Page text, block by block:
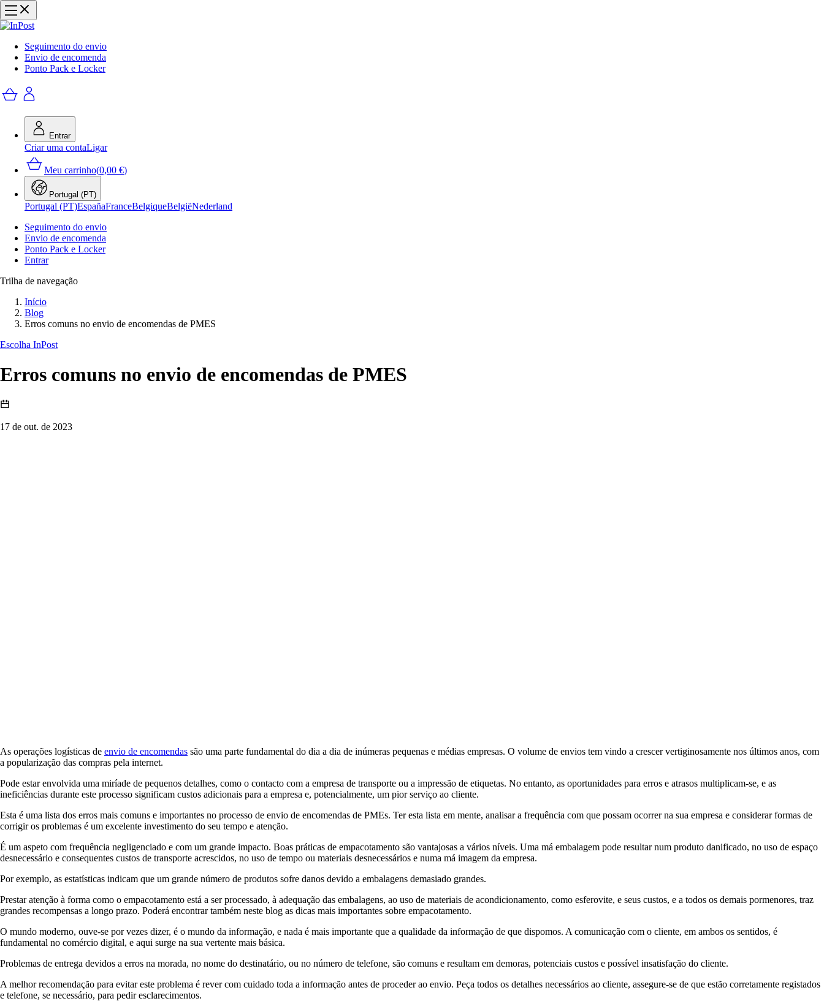
Seguimento do envio
Envio de encomenda
Ponto Pack e Locker
Entrar
Criar uma contaLigar
Meu carrinho(0,00 €)
Portugal (PT)
Portugal (PT)EspañaFranceBelgiqueBelgiëNederland
Seguimento do envio
Envio de encomenda
Ponto Pack e Locker
Entrar
Trilha de navegação
Início
Blog
Erros comuns no envio de encomendas de PMES
Escolha InPost
Erros comuns no envio de encomendas de PMES
17 de out. de 2023
As operações logísticas de envio de encomendas são uma parte fundamental do dia a dia de inúmeras pequenas e médias empresas. O volume de envios tem vindo a crescer vertiginosamente nos últimos anos, com
a popularização das compras pela internet.
Pode estar envolvida uma miríade de pequenos detalhes, como o contacto com a empresa de transporte ou a impressão de etiquetas. No entanto, as oportunidades para erros e atrasos multiplicam-se, e as
ineficiências durante este processo significam custos adicionais para a empresa e, potencialmente, um pior serviço ao cliente.
Esta é uma lista dos erros mais comuns e importantes no processo de envio de encomendas de PMEs. Ter esta lista em mente, analisar a frequência com que possam ocorrer na sua empresa e considerar formas de
corrigir os problemas é um excelente investimento do seu tempo e atenção.
É um aspeto com frequência negligenciado e com um grande impacto. Boas práticas de empacotamento são vantajosas a vários níveis. Uma má embalagem pode resultar num produto danificado, no uso de espaço
desnecessário e consequentes custos de transporte acrescidos, no uso de tempo ou materiais desnecessários e numa má imagem da empresa.
Por exemplo, as estatísticas indicam que um grande número de produtos sofre danos devido a embalagens demasiado grandes.
Prestar atenção à forma como o empacotamento está a ser processado, à adequação das embalagens, ao uso de materiais de acondicionamento, como esferovite, e seus custos, e a todos os demais pormenores, traz
grandes recompensas a longo prazo. Poderá encontrar também neste blog as dicas mais importantes sobre empacotamento.
O mundo moderno, ouve-se por vezes dizer, é o mundo da informação, e nada é mais importante que a qualidade da informação de que dispomos. A comunicação com o cliente, em ambos os sentidos, é
fundamental no comércio digital, e aqui surge na sua vertente mais básica.
Problemas de entrega devidos a erros na morada, no nome do destinatário, ou no número de telefone, são comuns e resultam em demoras, potenciais custos e possível insatisfação do cliente.
A melhor recomendação para evitar este problema é rever com cuidado toda a informação antes de proceder ao envio. Peça todos os detalhes necessários ao cliente, assegure-se de que estão corretamente registados
e telefone, se necessário, para pedir esclarecimentos.